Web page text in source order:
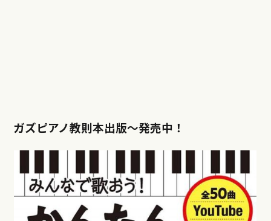
ガズピアノ教則本出版〜発売中！